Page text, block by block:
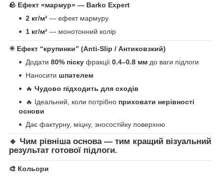
🪨 Ефект «мармур» — Barko Expert
2 кг/м² — ефект мармуру
1 кг/м² — монотонний колір
✴️ Ефект “крупинки” (Anti-Slip / Антиковзкий)
Додати 80% піску фракції 0.4–0.8 мм до ваги підлоги
Наносити шпателем
🔥 Чудово підходить для сходів
🔥 Ідеальний, коли потрібно приховати нерівності
основи
Дає фактурну, міцну, зносостійку поверхню
🔹 Чим рівніша основа — тим кращий візуальний
результат готової підлоги.
🎨 Кольори